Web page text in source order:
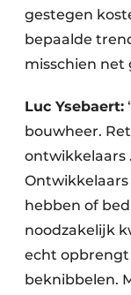
gestegen
bepaalde
misschien net
Luc Ysebaert:
bouwheer.
ontwikkelaars
hebben of
noodzakelijk
echt opbrengt
beknibbelen.